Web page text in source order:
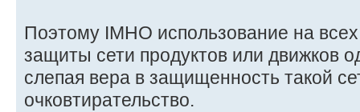
Поэтому IMHO использование на
защиты сети продуктов или движков
слепая вера в защищенность такой
очковтирательство.